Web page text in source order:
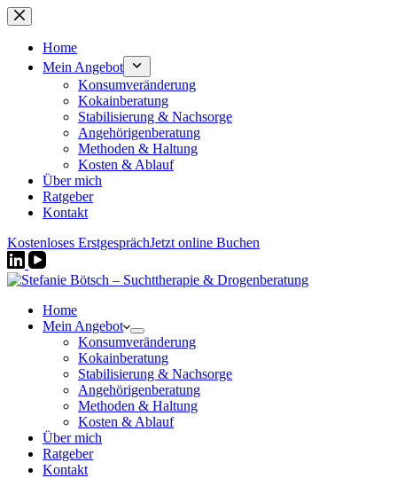
Zum
Inhalt
springenHome
Mein Angebot
Konsumveränderung
Kokainberatung
Stabilisierung & Nachsorge
Angehörigenberatung
Methoden & Haltung
Kosten & Ablauf
Über mich
Ratgeber
Kontakt
Kostenloses ErstgesprächJetzt online Buchen
Home
Mein Angebot
Konsumveränderung
Kokainberatung
Stabilisierung & Nachsorge
Angehörigenberatung
Methoden & Haltung
Kosten & Ablauf
Über mich
Ratgeber
Kontakt